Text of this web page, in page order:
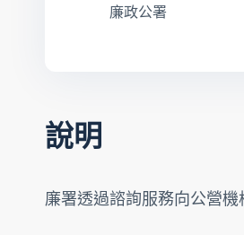
廉政公署
說明
廉署透過諮詢服務向公營